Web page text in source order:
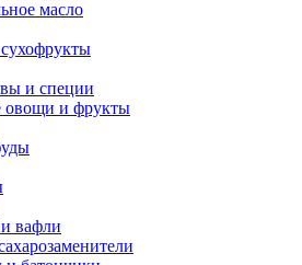
масло
и специи
овощи и фрукты
вафли